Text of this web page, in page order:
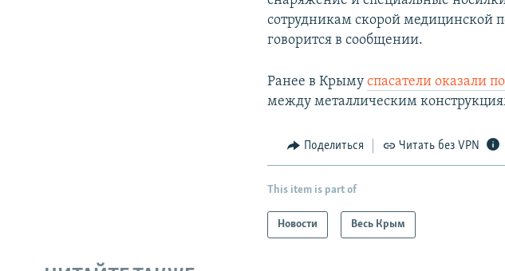
сотрудникам скорой медицинской
говорится в сообщении.
Ранее в Крымуспасатели оказали
между металлическим
Поделиться Читать без VPN
This item is part of
Новости Весь Крым